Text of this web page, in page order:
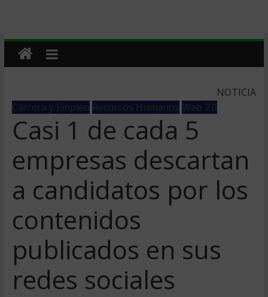
NOTICIA
Carrera y Empleo Recursos Humanos Web 2.0
Casi 1 de cada 5
empresas descartan
a candidatos por los
contenidos
publicados en sus
redes sociales